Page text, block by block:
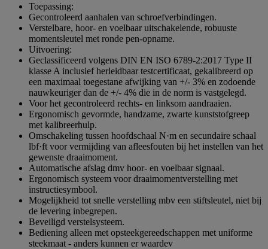
Toepassing:
Gecontroleerd aanhalen van schroefverbindingen.
Verstelbare, hoor- en voelbaar uitschakelende, robuuste
momentsleutel met ronde pen-opname.
Uitvoering:
Geclassificeerd volgens DIN EN ISO 6789-2:2017 Type II
klasse A inclusief herleidbaar testcertificaat, gekalibreerd op
een maximaal toegestane afwijking van +/- 3% en zodoende
nauwkeuriger dan de +/- 4% die in de norm is vastgelegd.
Voor het gecontroleerd rechts- en linksom aandraaien.
Ergonomisch gevormde, handzame, zwarte kunststofgreep
met kalibreerhulp.
Omschakeling tussen hoofdschaal N·m en secundaire schaal
lbf·ft voor vermijding van afleesfouten bij het instellen van het
gewenste draaimoment.
Automatische afslag dmv hoor- en voelbaar signaal.
Ergonomisch systeem voor draaimomentverstelling met
instructiesymbool.
Mogelijkheid tot snelle verstelling mbv een stiftsleutel, niet bij
de levering inbegrepen.
Beveiligd verstelsysteem.
Bediening alleen met opsteekgereedschappen met uniforme
steekmaat - anders kunnen er waardev